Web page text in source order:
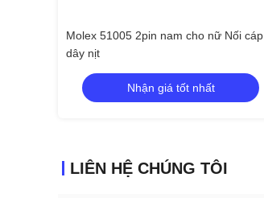
Molex 51005 2pin nam cho nữ Nối cáp
dây nịt
Nhận giá tốt nhất
LIÊN HỆ CHÚNG TÔI